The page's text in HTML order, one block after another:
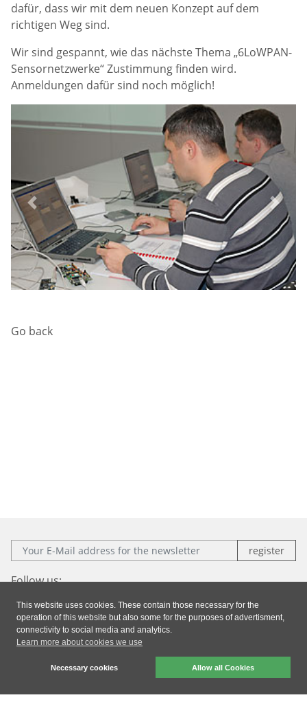
This website uses cookies. These contain those necessary for the
operation of this website but also some for the purposes of advertisment,
connectivity to social media and analytics.
Learn more about cookies we use
Necessary cookies Allow all Cookies
dafür, dass wir mit dem neuen Konzept auf dem
richtigen Weg sind.
Wir sind gespannt, wie das nächste Thema „6LoWPAN-
Sensornetzwerke“ Zustimmung finden wird.
Anmeldungen dafür sind noch möglich!
Previous Next
Go back
E-Mail:
Follow us:
Facebook
Instagram
XingLinkedIn
Imprint | Privacy |